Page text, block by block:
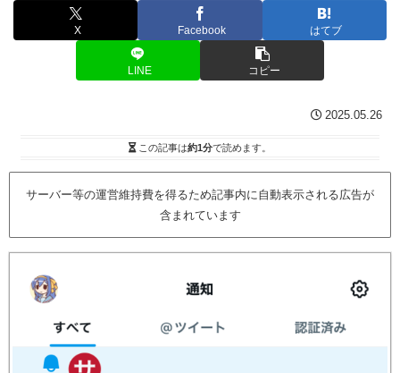
X Facebook はてブ
LINE コピー
2025.05.26
この記事は約1分で読めます。
サーバー等の運営維持費を得るため記事内に自動表示される広告が
含まれています